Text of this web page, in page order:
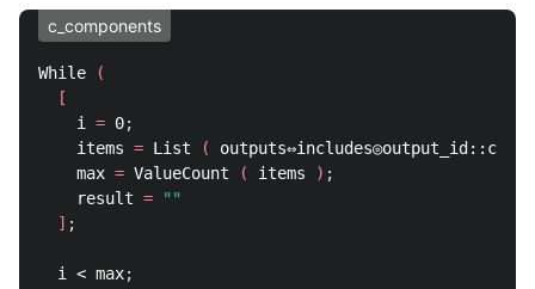
c_components
While
(
[
    i
= 0;
    items
= List (
    max
= ValueCount ( items ) ;
    result
=
""
] ;
  i < max
;